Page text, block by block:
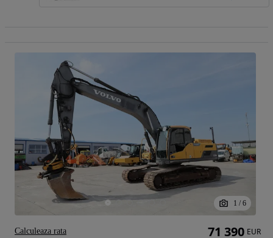
1 / 6
71 390 EUR
Calculeaza rata